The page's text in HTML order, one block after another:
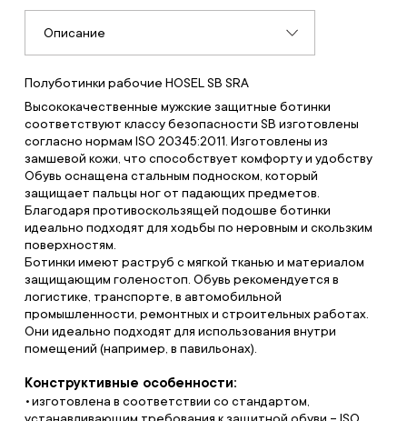
Описание
Полуботинки рабочие HOSEL SB SRA
Высококачественные мужские защитные ботинки
соответствуют классу безопасности SB изготовлены
согласно нормам ISO 20345:2011. Изготовлены из
замшевой кожи, что способствует комфорту и удобству
Обувь оснащена стальным подноском, который
защищает пальцы ног от падающих предметов.
Благодаря противоскользящей подошве ботинки
идеально подходят для ходьбы по неровным и скользким
поверхностям.
Ботинки имеют раструб с мягкой тканью и материалом
защищающим голеностоп. Обувь рекомендуется в
логистике, транспорте, в автомобильной
промышленности, ремонтных и строительных работах.
Они идеально подходят для использования внутри
помещений (например, в павильонах).
Конструктивные особенности:
изготовлена в соответствии со стандартом,
устанавливающим требования к защитной обуви – ISO